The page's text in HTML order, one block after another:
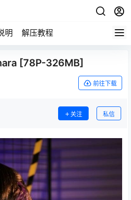
明 解压教程
[78P-326MB]
前往下载
关注 私信